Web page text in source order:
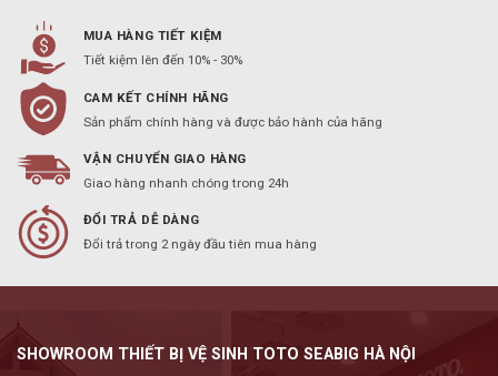
MUA HÀNG TIẾT KIỆM
Tiết kiệm lên đến 10% - 30%
CAM KẾT CHÍNH HÃNG
Sản phẩm chính hàng và được bảo hành của hãng
VẬN CHUYỂN GIAO HÀNG
Giao hàng nhanh chóng trong 24h
ĐỔI TRẢ DỄ DÀNG
Đổi trả trong 2 ngày đầu tiên mua hàng
SHOWROOM THIẾT BỊ VỆ SINH TOTO SEABIG HÀ NỘI